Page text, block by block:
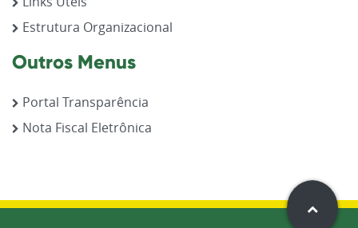
Estrutura Organizacional
Outros Menus
Portal Transparência
Nota Fiscal Eletrônica